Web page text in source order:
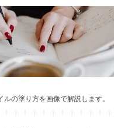
の塗り方を画像で解説します。